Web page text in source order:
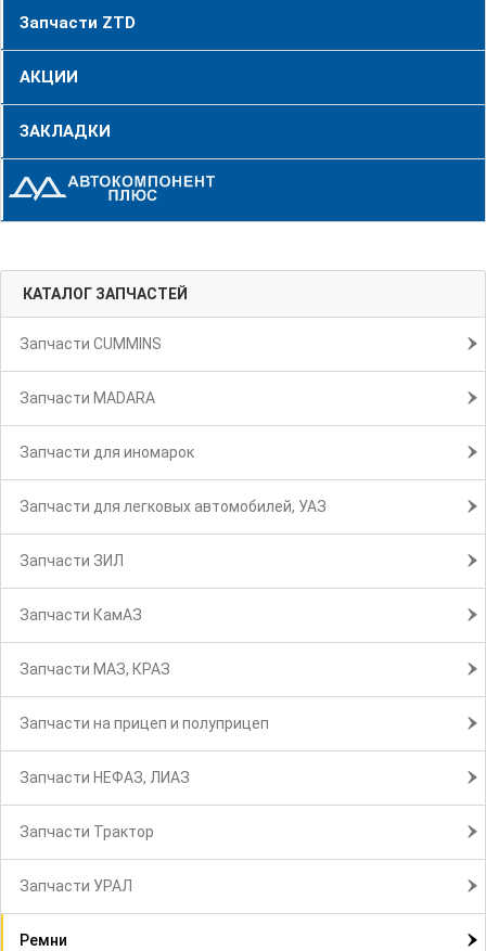
Запчасти ZTD
АКЦИИ
ЗАКЛАДКИ
КАТАЛОГ ЗАПЧАСТЕЙ
Запчасти CUMMINS
Запчасти MADARA
Запчасти для иномарок
Запчасти для легковых автомобилей, УАЗ
Запчасти ЗИЛ
Запчасти КамАЗ
Запчасти МАЗ, КРАЗ
Запчасти на прицеп и полуприцеп
Запчасти НЕФАЗ, ЛИАЗ
Запчасти Трактор
Запчасти УРАЛ
Ремни